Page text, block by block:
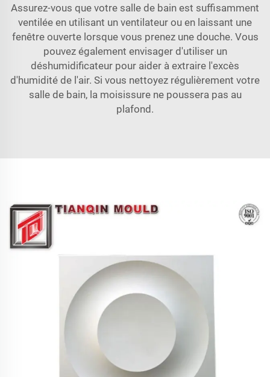
Assurez-vous que votre salle de bain est suffisamment
ventilée en utilisant un ventilateur ou en laissant une
fenêtre ouverte lorsque vous prenez une douche. Vous
pouvez également envisager d'utiliser un
déshumidificateur pour aider à extraire l'excès
d'humidité de l'air. Si vous nettoyez régulièrement votre
salle de bain, la moisissure ne poussera pas au
plafond.